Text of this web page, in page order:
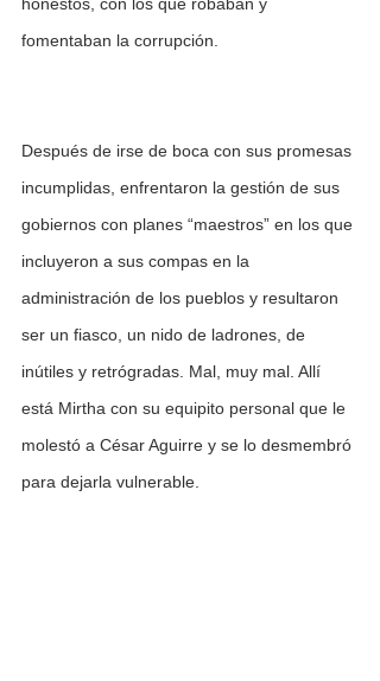
fomentaban la corrupción.
Después de irse de boca con sus promesas
incumplidas, enfrentaron la gestión de sus
gobiernos con planes “maestros” en los que
incluyeron a sus compas en la
administración de los pueblos y resultaron
ser un fiasco, un nido de ladrones, de
inútiles y retrógradas. Mal, muy mal. Allí
está Mirtha con su equipito personal que le
molestó a César Aguirre y se lo desmembró
para dejarla vulnerable.